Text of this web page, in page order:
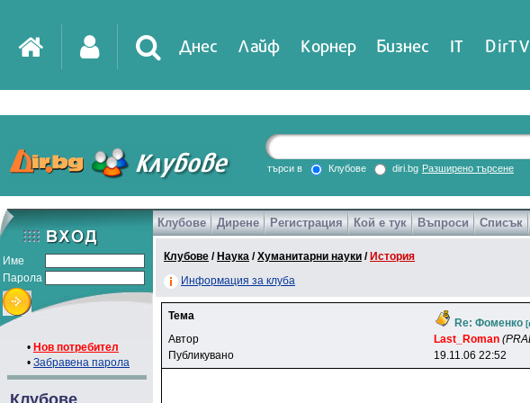
Днес Лайф Корнер Бизнес IT DirTV
търси в Клубове diri.bg Разширено търсене
Име
Парола
• Нов потребител
• Забравена парола
Клубове
Клубове Дирене Регистрация Кой е тук Въпроси Списък
Клубове / Наука /Хуманитарни науки / История
Информация за клуба
Тема
Re: Фоменко
Автор Last_Roman
Публикувано
19.11.06 22:52